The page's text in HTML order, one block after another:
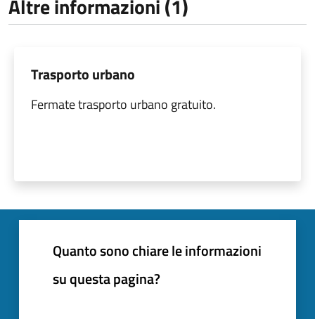
Altre informazioni (1)
Trasporto urbano
Fermate trasporto urbano gratuito.
Quanto sono chiare le informazioni
su questa pagina?